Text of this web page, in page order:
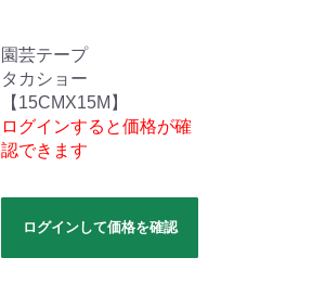
園芸テープ
タカショー
【15CMX15M】
ログインすると価格が確
認できます
ログインして価格を確認